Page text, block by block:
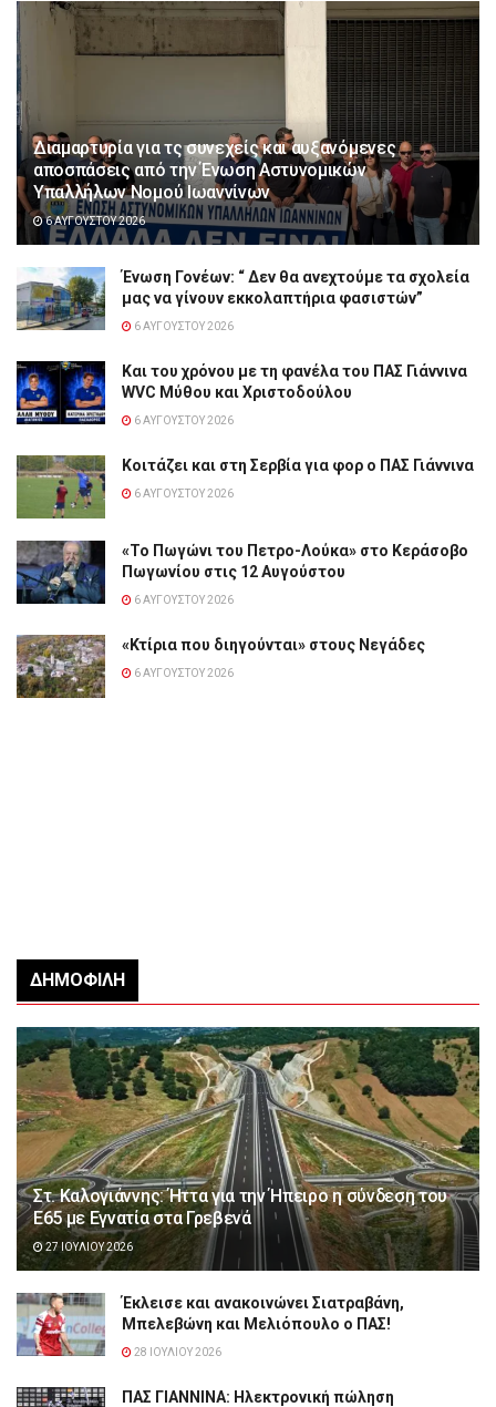
Διαμαρτυρία για τς συνεχείς και αυξανόμενες
αποσπάσεις από την Ένωση Αστυνομικών
Υπαλλήλων Νομού Ιωαννίνων
6 ΑΥΓΟΎΣΤΟΥ 2026
Ένωση Γονέων: “ Δεν θα ανεχτούμε τα σχολεία
μας να γίνουν εκκολαπτήρια φασιστών”
6 ΑΥΓΟΎΣΤΟΥ 2026
Και του χρόνου με τη φανέλα του ΠΑΣ Γιάννινα
WVC Μύθου και Χριστοδούλου
6 ΑΥΓΟΎΣΤΟΥ 2026
Κοιτάζει και στη Σερβία για φορ ο ΠΑΣ Γιάννινα
6 ΑΥΓΟΎΣΤΟΥ 2026
«Το Πωγώνι του Πετρο-Λούκα» στο Κεράσοβο
Πωγωνίου στις 12 Αυγούστου
6 ΑΥΓΟΎΣΤΟΥ 2026
«Κτίρια που διηγούνται» στους Νεγάδες
6 ΑΥΓΟΎΣΤΟΥ 2026
ΔΗΜΟΦΙΛΉ
Στ. Καλογιάννης: Ήττα για την Ήπειρο η σύνδεση του
Ε65 με Εγνατία στα Γρεβενά
27 ΙΟΥΛΊΟΥ 2026
Έκλεισε και ανακοινώνει Σιατραβάνη,
Μπελεβώνη και Μελιόπουλο ο ΠΑΣ!
28 ΙΟΥΛΊΟΥ 2026
ΠΑΣ ΓΙΑΝΝΙΝΑ: Hλεκτρονική πώληση